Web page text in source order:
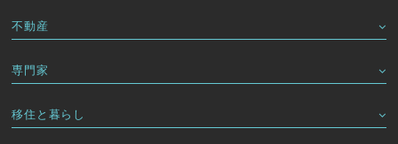
不動産
専門家
移住と暮らし